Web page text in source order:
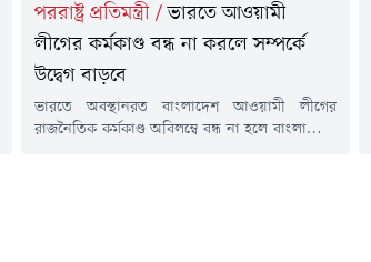
পররাষ্ট্র প্রতিমন্ত্রী /ভারতে আওয়ামী
লীগের কর্মকাণ্ড বন্ধ না করলে সম্পর্কে
উদ্বেগ বাড়বে
ভারতে অবস্থানরত বাংলাদেশ আওয়ামী লীগের
রাজনৈতিক কর্মকাণ্ড অবিলম্বে বন্ধ না হলে বাংলাদেশ-